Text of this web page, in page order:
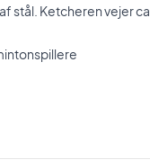
stål. Ketcheren vejer ca.